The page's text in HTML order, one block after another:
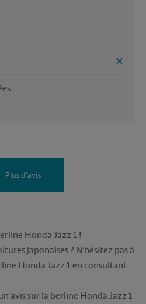
Plus d'avis
Honda Jazz 1 !
japonaises ? N’hésitez pas à
Honda Jazz 1 en consultant
avis sur la berline Honda Jazz 1